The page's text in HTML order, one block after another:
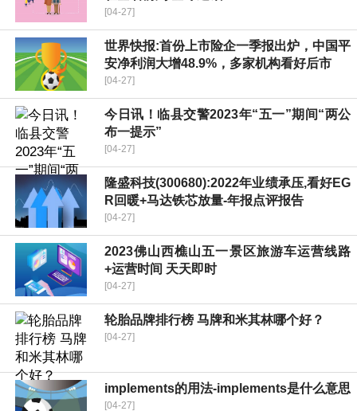
[04-27]
世界快报:首份上市险企一季报出炉，中国平
安净利润大增48.9%，多家机构看好后市
[04-27]
今日讯！临县交警2023年“五一”期间“两公
布一提示”
[04-27]
隆盛科技(300680):2022年业绩承压,看好EG
R回暖+马达铁芯放量-年报点评报告
[04-27]
2023佛山西樵山五一景区旅游车运营线路
+运营时间 天天即时
[04-27]
轮胎品牌排行榜 马牌和米其林哪个好？
[04-27]
implements的用法-implements是什么意思
[04-27]